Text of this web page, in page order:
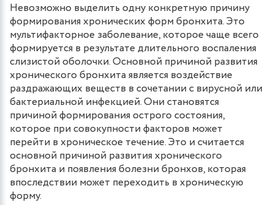
Невозможно выделить одну конкретную причину
формирования хронических форм бронхита. Это
мультифакторное заболевание, которое чаще всего
формируется в результате длительного воспаления
слизистой оболочки. Основной причиной развития
хронического бронхита является воздействие
раздражающих веществ в сочетании с вирусной или
бактериальной инфекцией. Они становятся
причиной формирования острого состояния,
которое при совокупности факторов может
перейти в хроническое течение. Это и считается
основной причиной развития хронического
бронхита и появления болезни бронхов, которая
впоследствии может переходить в хроническую
форму.